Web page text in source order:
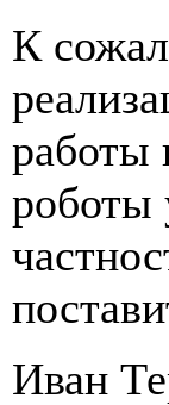
К
работы
роботы
Иван